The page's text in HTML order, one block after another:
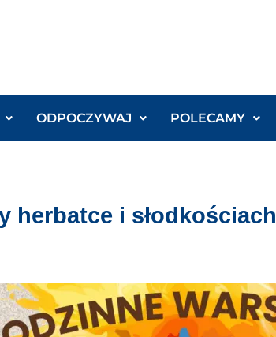
ODPOCZYWAJ POLECAMY
herbatce i słodkościach